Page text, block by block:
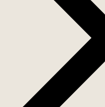
Sköndal - lugnt, grönt
till stadens puls.
bort finns Sköndals
restauranger, service
På promenadavstånd
med badplatser,
vacker natur. Närheten